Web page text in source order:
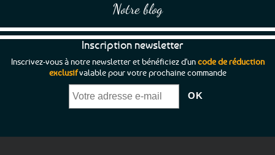
Notre blog
Inscription newsletter
Inscrivez-vous à notre newsletter et bénéficiez d'uncode de réduction
exclusifvalable pour votre prochaine commande